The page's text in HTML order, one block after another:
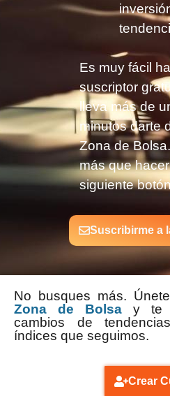
Es muy fácil
suscriptor
lleva más de
minutos darte
Zona de
más que
siguiente
Suscribirme a
No busques más.
Zona de Bolsa y te
cambios de
índices que seguimos.
Crear